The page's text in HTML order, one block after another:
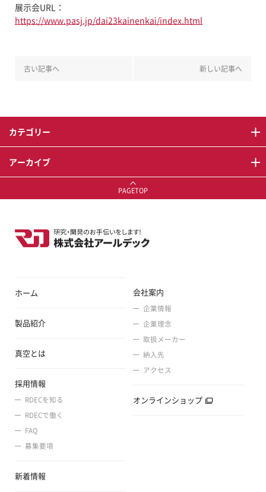
展示会URL：
https://www.pasj.jp/dai23kainenkai/index.html
古い記事へ 新しい記事へ
カテゴリー
アーカイブ
PAGETOP
ホーム 会社案内
企業情報
企業理念
取扱メーカー
納入先
アクセス
製品紹介
真空とは
採用情報
RDECを知る
RDECで働く
FAQ
募集要項
新着情報
オンラインショップ